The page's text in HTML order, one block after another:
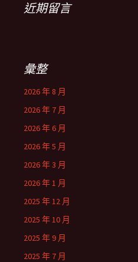
近期留言
彙整
2026 年 8 月
2026 年 7 月
2026 年 6 月
2026 年 5 月
2026 年 3 月
2026 年 1 月
2025 年 12 月
2025 年 10 月
2025 年 9 月
2025 年 7 月